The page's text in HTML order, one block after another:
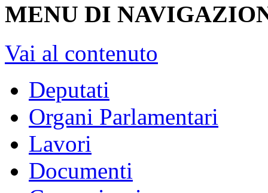
MENU DI
Vai al contenuto
Deputati
Organi Parlamentari
Lavori
Documenti